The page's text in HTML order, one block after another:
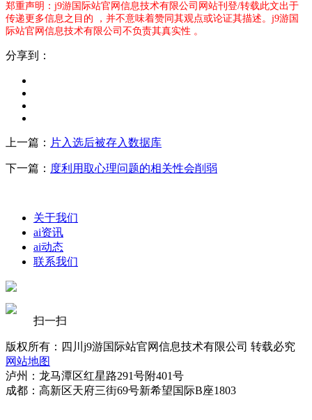
郑重声明：j9游国际站官网信息技术有限公司网站刊登/转载此文出于
传递更多信息之目的 ，并不意味着赞同其观点或论证其描述。j9游国
际站官网信息技术有限公司不负责其真实性 。
分享到：
上一篇： 片入选后被存入数据库
下一篇： 度利用取心理问题的相关性会削弱
关于我们
ai资讯
ai动态
联系我们
扫一扫
版权所有：四川j9游国际站官网信息技术有限公司 转载必究
网站地图
泸州：龙马潭区红星路291号附401号
成都：高新区天府三街69号新希望国际B座1803